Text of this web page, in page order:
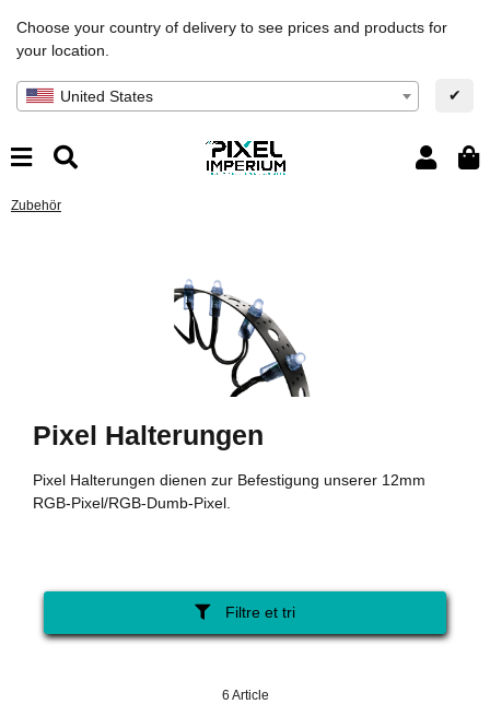
Choose your country of delivery to see prices and products for
your location.
United States ✔
Zubehör
Pixel Halterungen
Pixel Halterungen dienen zur Befestigung unserer 12mm
RGB-Pixel/RGB-Dumb-Pixel.
Filtre et tri
6 Article